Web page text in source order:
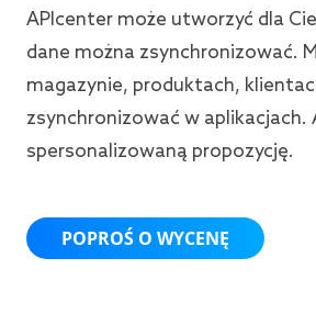
APIcenter może utworzyć dla
dane można zsynchronizować.
magazynie, produktach,
zsynchronizować w
spersonalizowaną propozycję.
POPROŚ O WYCENĘ